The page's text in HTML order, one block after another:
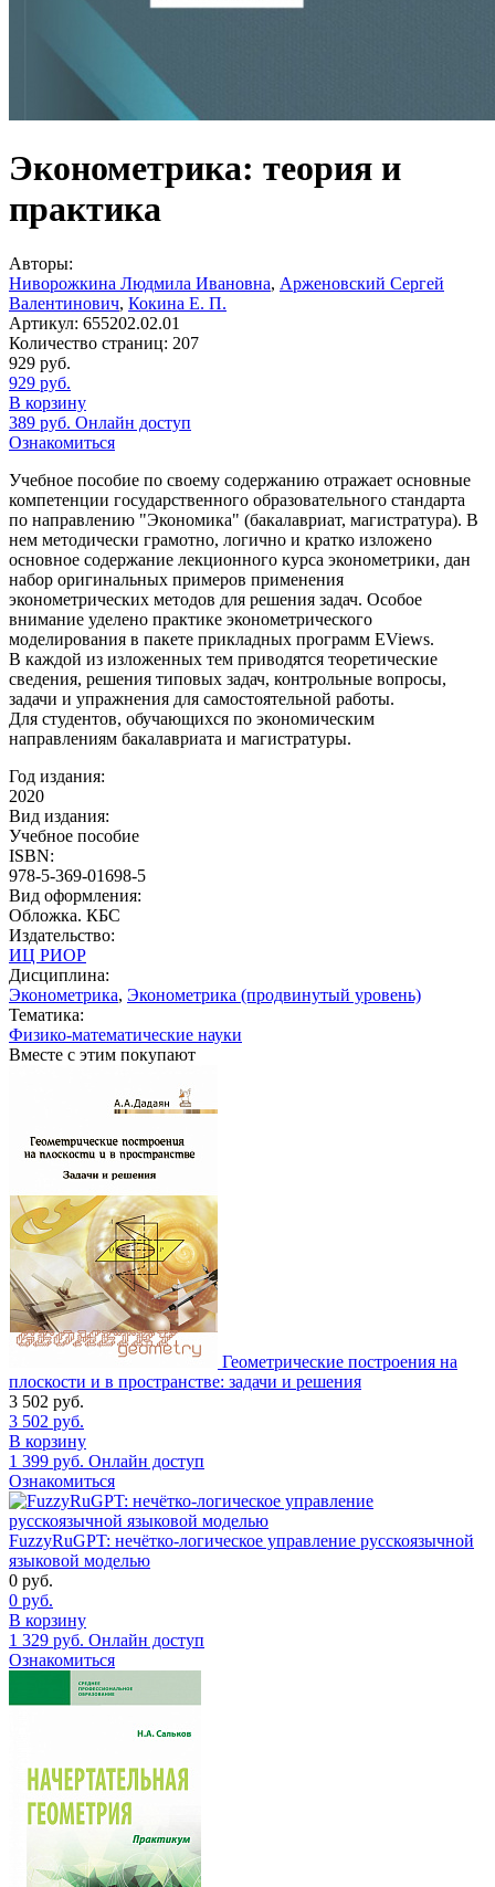
Эконометрика: теория и
практика
Авторы:
Ниворожкина Людмила Ивановна, Арженовский Сергей
Валентинович, Кокина Е. П.
Артикул: 655202.02.01
Количество страниц: 207
929 руб.
929 руб.
В корзину
389 руб. Онлайн доступ
Ознакомиться
Учебное пособие по своему содержанию отражает основные
компетенции государственного образовательного стандарта
по направлению "Экономика" (бакалавриат, магистратура). В
нем методически грамотно, логично и кратко изложено
основное содержание лекционного курса эконометрики, дан
набор оригинальных примеров применения
эконометрических методов для решения задач. Особое
внимание уделено практике эконометрического
моделирования в пакете прикладных программ EViews.
В каждой из изложенных тем приводятся теоретические
сведения, решения типовых задач, контрольные вопросы,
задачи и упражнения для самостоятельной работы.
Для студентов, обучающихся по экономическим
направлениям бакалавриата и магистратуры.
Год издания:
2020
Вид издания:
Учебное пособие
ISBN:
978-5-369-01698-5
Вид оформления:
Обложка. КБС
Издательство:
ИЦ РИОР
Дисциплина:
Эконометрика, Эконометрика (продвинутый уровень)
Тематика:
Физико-математические науки
Вместе с этим покупают
Геометрические построения на
плоскости и в пространстве: задачи и решения
3 502 руб.
3 502 руб.
В корзину
1 399 руб. Онлайн доступ
Ознакомиться
FuzzyRuGPT: нечётко-логическое управление русскоязычной
языковой моделью
0 руб.
0 руб.
В корзину
1 329 руб. Онлайн доступ
Ознакомиться